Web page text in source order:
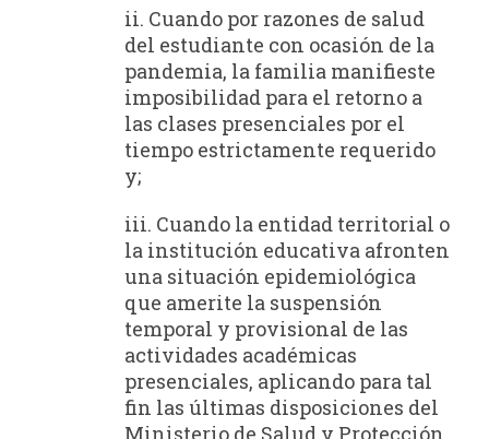
ii. Cuando por razones de salud
del estudiante con ocasión de la
pandemia, la familia manifieste
imposibilidad para el retorno a
las clases presenciales por el
tiempo estrictamente requerido
y;
iii. Cuando la entidad territorial o
la institución educativa afronten
una situación epidemiológica
que amerite la suspensión
temporal y provisional de las
actividades académicas
presenciales, aplicando para tal
fin las últimas disposiciones del
Ministerio de Salud y Protección